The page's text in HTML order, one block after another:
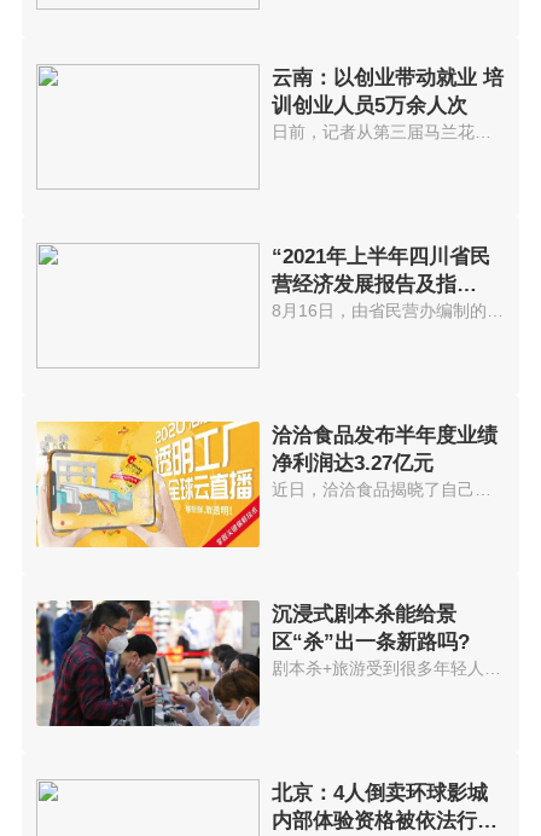
云南：以创业带动就业 培
训创业人员5万余人次
日前，记者从第三届马兰花全国创...
“2021年上半年四川省民
营经济发展报告及指
数”出炉
洽洽食品发布半年度业绩
净利润达3.27亿元
沉浸式剧本杀能给景
区“杀”出一条新路吗?
北京：4人倒卖环球影城
内部体验资格被依法行政